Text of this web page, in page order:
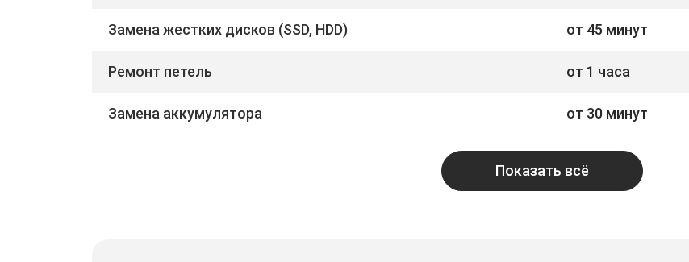
Замена жестких дисков (SSD, HDD) от 45 минут
Ремонт петель от 1 часа
Замена аккумулятора от 30 минут
Показать всё